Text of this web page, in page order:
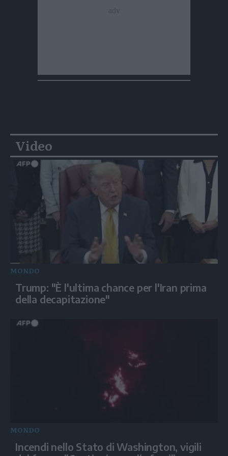
Video
MONDO
Trump: "È l'ultima chance per l'Iran prima
della decapitazione"
MONDO
Incendi nello Stato di Washington, vigili